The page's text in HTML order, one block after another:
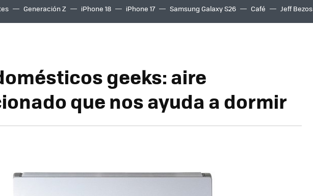
Generación Z iPhone 18 iPhone 17 Samsung Galaxy S26 Café Jeff Bezos
geeks: aire
que nos ayuda a dormir